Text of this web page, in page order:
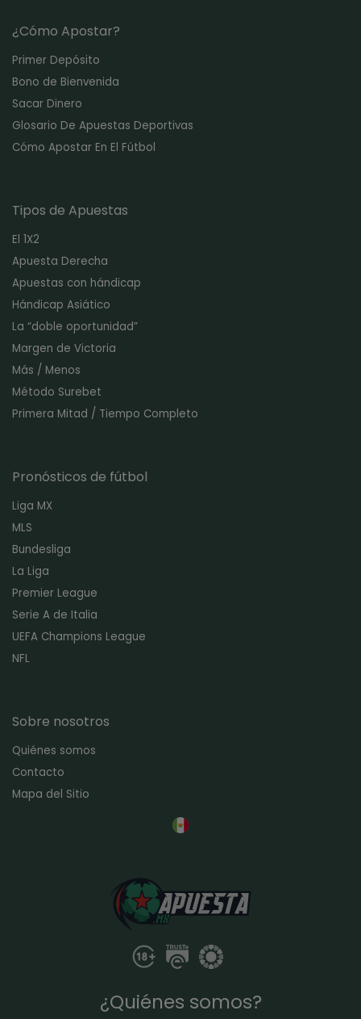
¿Cómo Apostar?
Primer Depósito
Bono de Bienvenida
Sacar Dinero
Glosario De Apuestas Deportivas
Cómo Apostar En El Fútbol
Tipos de Apuestas
El 1X2
Apuesta Derecha
Apuestas con hándicap
Hándicap Asiático
La “doble oportunidad”
Margen de Victoria
Más / Menos
Método Surebet
Primera Mitad / Tiempo Completo
Pronósticos de fútbol
Liga MX
MLS
Bundesliga
La Liga
Premier League
Serie A de Italia
UEFA Champions League
NFL
Sobre nosotros
Quiénes somos
Contacto
Mapa del Sitio
¿Quiénes somos?